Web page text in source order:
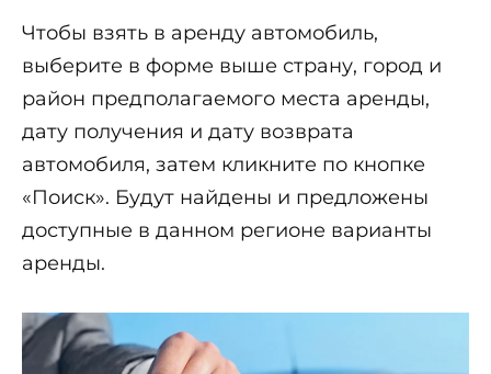
Чтобы взять в аренду автомобиль,
выберите в форме выше страну, город и
район предполагаемого места аренды,
дату получения и дату возврата
автомобиля, затем кликните по кнопке
«Поиск». Будут найдены и предложены
доступные в данном регионе варианты
аренды.